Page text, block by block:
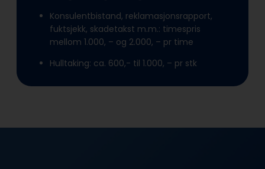
Konsulentbistand, reklamasjonsrapport,
fuktsjekk, skadetakst m.m.: timespris
mellom 1.000, – og 2.000, – pr time
Hulltaking: ca. 600,- til 1.000, – pr stk